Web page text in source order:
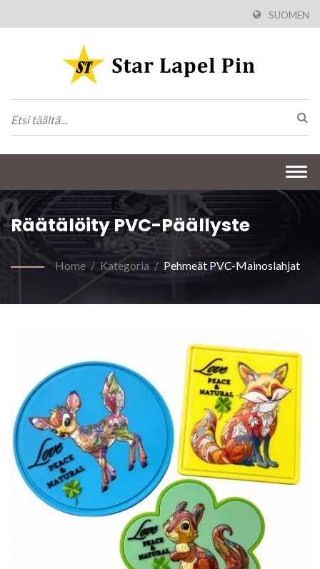
SUOMEN
Räätälöity PVC-Päällyste
Home / Kategoria / Pehmeät PVC-Mainoslahjat